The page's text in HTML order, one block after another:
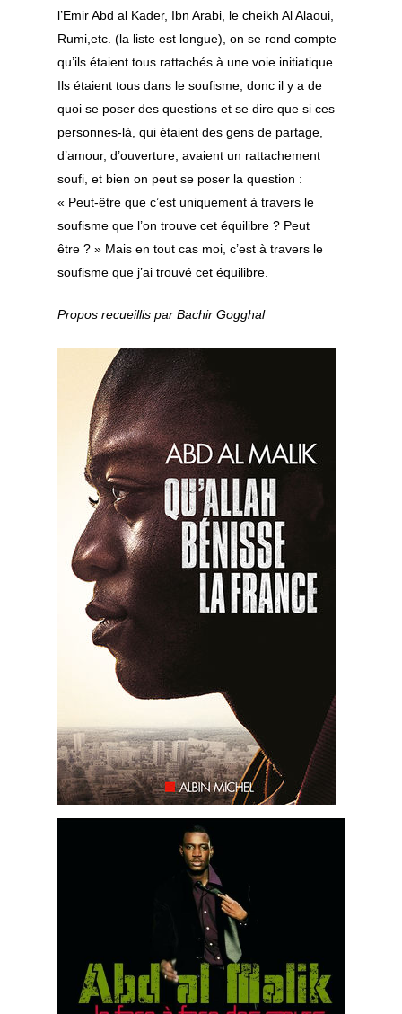
l’Emir Abd al Kader, Ibn Arabi, le cheikh Al Alaoui,
Rumi,etc. (la liste est longue), on se rend compte
qu’ils étaient tous rattachés à une voie initiatique.
Ils étaient tous dans le soufisme, donc il y a de
quoi se poser des questions et se dire que si ces
personnes-là, qui étaient des gens de partage,
d’amour, d’ouverture, avaient un rattachement
soufi, et bien on peut se poser la question :
« Peut-être que c’est uniquement à travers le
soufisme que l’on trouve cet équilibre ? Peut
être ? » Mais en tout cas moi, c’est à travers le
soufisme que j’ai trouvé cet équilibre.
Propos recueillis par Bachir Gogghal